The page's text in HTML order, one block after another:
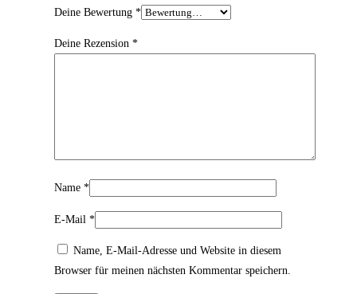
Deine Bewertung *
Deine Rezension *
Name *
E-Mail *
Name, E-Mail-Adresse und Website in diesem
Browser für meinen nächsten Kommentar speichern.